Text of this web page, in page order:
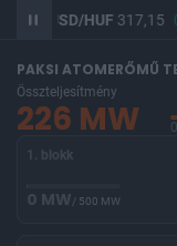
USD/HUF317,15 0,06%
PAKSI ATOMERŐMŰ
Összteljesítmény
226 MW
1. blokk
0 MW/ 500 MW